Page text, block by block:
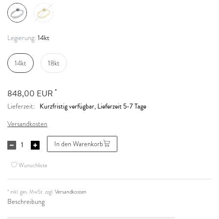
Legierung: 14kt
14kt 18kt
848,00 EUR *
Lieferzeit: Kurzfristig verfügbar, Lieferzeit 5-7 Tage
Versandkosten
In den Warenkorb
Wunschliste
* inkl. ges. MwSt. zzgl.Versandkosten
Beschreibung